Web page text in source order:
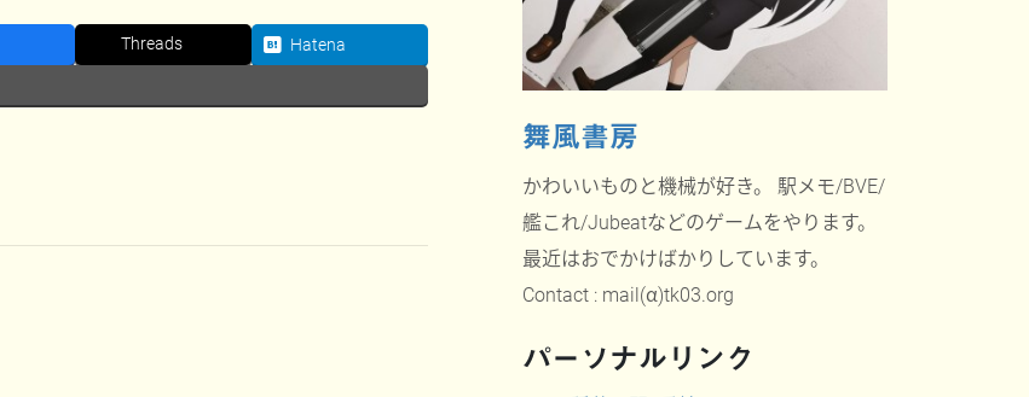
Threads
Hatena
舞風書房
かわいいものと機械が好き。 駅メモ/BVE/
艦これ/Jubeatなどのゲームをやります。
最近はおでかけばかりしています。
Contact : mail(α)tk03.org
パーソナルリンク